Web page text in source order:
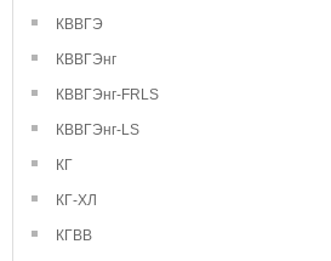
КВВГЭ
КВВГЭнг
КВВГЭнг-FRLS
КВВГЭнг-LS
КГ
КГ-ХЛ
КГВВ